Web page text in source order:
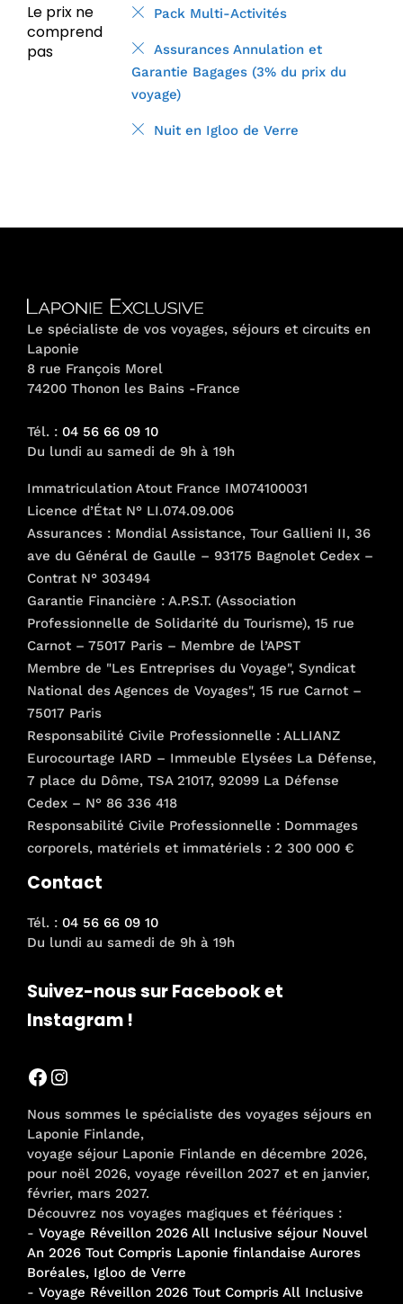
Le prix ne
comprend
pas
Pack Multi-Activités
Assurances Annulation et
Garantie Bagages (3% du prix du
voyage)
Nuit en Igloo de Verre
Le spécialiste de vos voyages, séjours et circuits en
Laponie
8 rue François Morel
74200 Thonon les Bains -France
Tél. : 04 56 66 09 10
Du lundi au samedi de 9h à 19h
Immatriculation Atout France IM074100031
Licence d’État N° LI.074.09.006
Assurances : Mondial Assistance, Tour Gallieni II, 36
ave du Général de Gaulle – 93175 Bagnolet Cedex –
Contrat N° 303494
Garantie Financière : A.P.S.T. (Association
Professionnelle de Solidarité du Tourisme), 15 rue
Carnot – 75017 Paris – Membre de l’APST
Membre de "Les Entreprises du Voyage", Syndicat
National des Agences de Voyages", 15 rue Carnot –
75017 Paris
Responsabilité Civile Professionnelle : ALLIANZ
Eurocourtage IARD – Immeuble Elysées La Défense,
7 place du Dôme, TSA 21017, 92099 La Défense
Cedex – N° 86 336 418
Responsabilité Civile Professionnelle : Dommages
corporels, matériels et immatériels : 2 300 000 €
Contact
Tél. : 04 56 66 09 10
Du lundi au samedi de 9h à 19h
Suivez-nous sur Facebook et
Instagram !
Facebook
Instagram
Nous sommes le spécialiste des voyages séjours en
Laponie Finlande,
voyage séjour Laponie Finlande en décembre 2026,
pour noël 2026, voyage réveillon 2027 et en janvier,
février, mars 2027.
Découvrez nos voyages magiques et féériques :
- Voyage Réveillon 2026 All Inclusive séjour Nouvel
An 2026 Tout Compris Laponie finlandaise Aurores
Boréales, Igloo de Verre
- Voyage Réveillon 2026 Tout Compris All Inclusive